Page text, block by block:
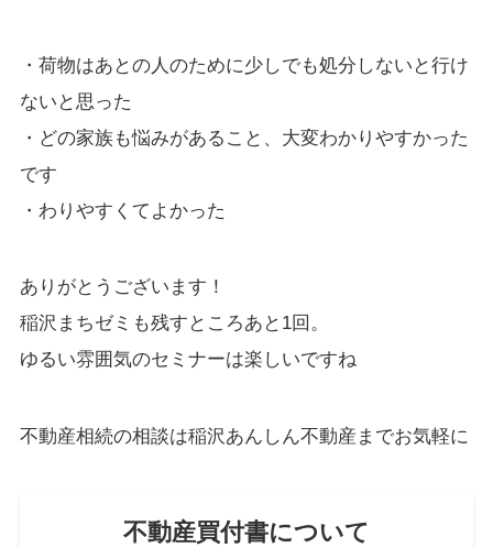
・荷物はあとの人のために少しでも処分しないと行け
ないと思った
・どの家族も悩みがあること、大変わかりやすかった
です
・わりやすくてよかった
ありがとうございます！
稲沢まちゼミも残すところあと1回。
ゆるい雰囲気のセミナーは楽しいですね
不動産相続の相談は稲沢あんしん不動産までお気軽に
不動産買付書について